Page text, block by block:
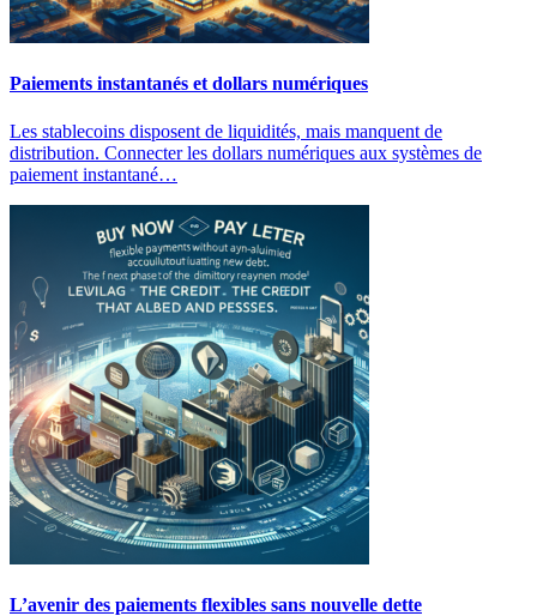
Paiements instantanés et dollars numériques
Les stablecoins disposent de liquidités, mais manquent de
distribution. Connecter les dollars numériques aux systèmes de
paiement instantané…
L’avenir des paiements flexibles sans nouvelle dette